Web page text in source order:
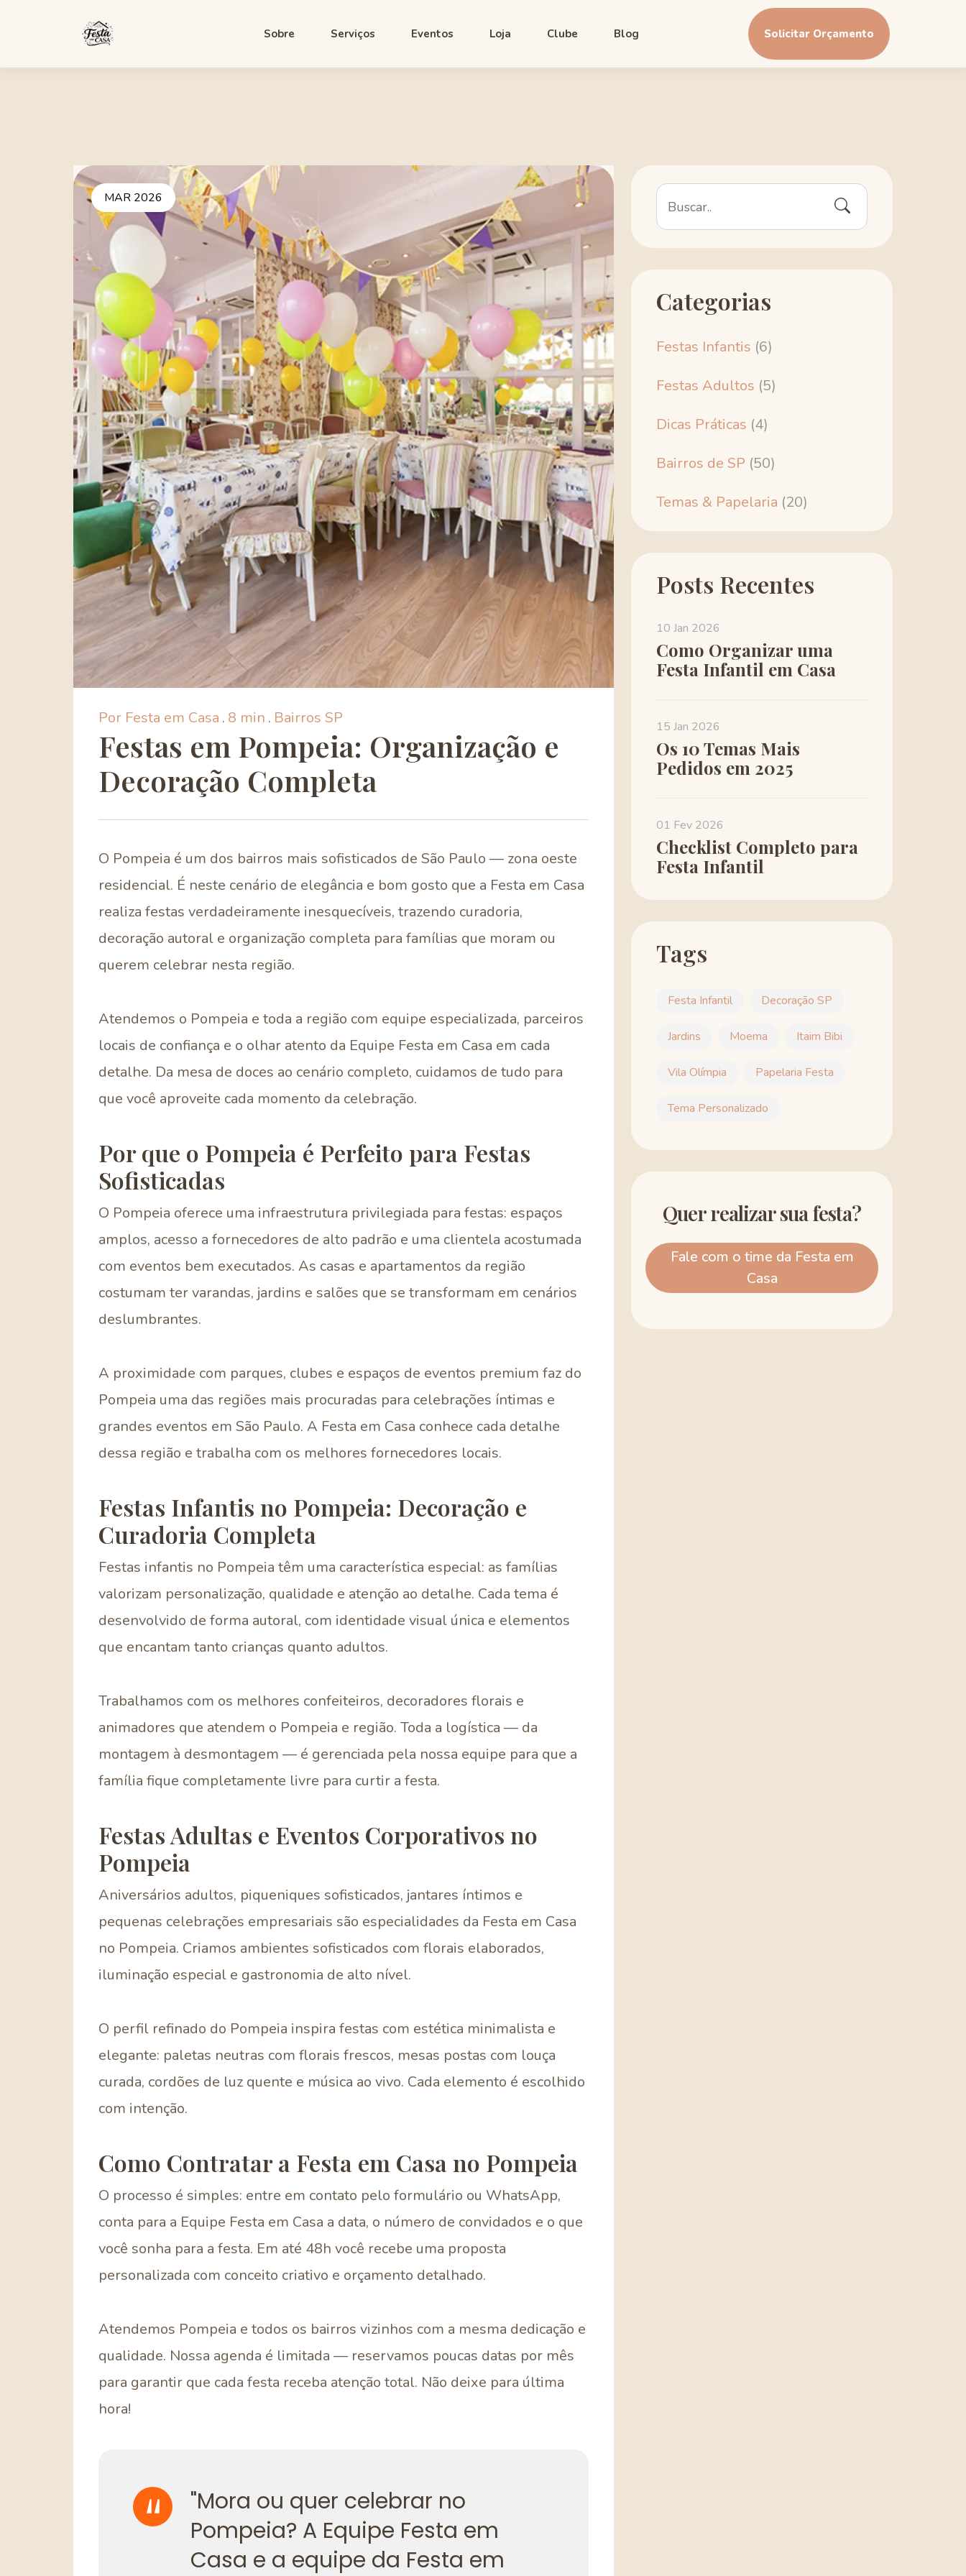
Sobre Serviços Eventos Loja Clube Blog Solicitar Orçamento
MAR 2026
Por Festa em Casa . 8 min . Bairros SP
Festas em Pompeia: Organização e
Decoração Completa
O Pompeia é um dos bairros mais sofisticados de São Paulo — zona oeste
residencial. É neste cenário de elegância e bom gosto que a Festa em Casa
realiza festas verdadeiramente inesquecíveis, trazendo curadoria,
decoração autoral e organização completa para famílias que moram ou
querem celebrar nesta região.
Atendemos o Pompeia e toda a região com equipe especializada, parceiros
locais de confiança e o olhar atento da Equipe Festa em Casa em cada
detalhe. Da mesa de doces ao cenário completo, cuidamos de tudo para
que você aproveite cada momento da celebração.
Por que o Pompeia é Perfeito para Festas
Sofisticadas
O Pompeia oferece uma infraestrutura privilegiada para festas: espaços
amplos, acesso a fornecedores de alto padrão e uma clientela acostumada
com eventos bem executados. As casas e apartamentos da região
costumam ter varandas, jardins e salões que se transformam em cenários
deslumbrantes.
A proximidade com parques, clubes e espaços de eventos premium faz do
Pompeia uma das regiões mais procuradas para celebrações íntimas e
grandes eventos em São Paulo. A Festa em Casa conhece cada detalhe
dessa região e trabalha com os melhores fornecedores locais.
Festas Infantis no Pompeia: Decoração e
Curadoria Completa
Festas infantis no Pompeia têm uma característica especial: as famílias
valorizam personalização, qualidade e atenção ao detalhe. Cada tema é
desenvolvido de forma autoral, com identidade visual única e elementos
que encantam tanto crianças quanto adultos.
Trabalhamos com os melhores confeiteiros, decoradores florais e
animadores que atendem o Pompeia e região. Toda a logística — da
montagem à desmontagem — é gerenciada pela nossa equipe para que a
família fique completamente livre para curtir a festa.
Festas Adultas e Eventos Corporativos no
Pompeia
Aniversários adultos, piqueniques sofisticados, jantares íntimos e
pequenas celebrações empresariais são especialidades da Festa em Casa
no Pompeia. Criamos ambientes sofisticados com florais elaborados,
iluminação especial e gastronomia de alto nível.
O perfil refinado do Pompeia inspira festas com estética minimalista e
elegante: paletas neutras com florais frescos, mesas postas com louça
curada, cordões de luz quente e música ao vivo. Cada elemento é escolhido
com intenção.
Como Contratar a Festa em Casa no Pompeia
O processo é simples: entre em contato pelo formulário ou WhatsApp,
conta para a Equipe Festa em Casa a data, o número de convidados e o que
você sonha para a festa. Em até 48h você recebe uma proposta
personalizada com conceito criativo e orçamento detalhado.
Atendemos Pompeia e todos os bairros vizinhos com a mesma dedicação e
qualidade. Nossa agenda é limitada — reservamos poucas datas por mês
para garantir que cada festa receba atenção total. Não deixe para última
hora!
"Mora ou quer celebrar no
Pompeia? A Equipe Festa em
Casa e a equipe da Festa em
Categorias
Festas Infantis (6)
Festas Adultos (5)
Dicas Práticas (4)
Bairros de SP (50)
Temas & Papelaria (20)
Posts Recentes
10 Jan 2026
Como Organizar uma
Festa Infantil em Casa
15 Jan 2026
Os 10 Temas Mais
Pedidos em 2025
01 Fev 2026
Checklist Completo para
Festa Infantil
Tags
Festa Infantil Decoração SP
Jardins Moema Itaim Bibi
Vila Olímpia Papelaria Festa
Tema Personalizado
Quer realizar sua festa?
Fale com o time da Festa em
Casa